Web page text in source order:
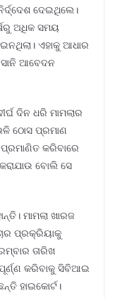
ଦେଇଥିଲେ।
ଅଧିକ ସମୟ
ଏହାକୁ ଆଧାର
ଆବେଦନ
ଦିନ ଧରି ମାମଲାର
ଠୋସ ପ୍ରମାଣ
କରିବାରେ
ବୋଲି ସେ
ମାମଲା ଖାରଜ
ପ୍ରକ୍ରିୟାକୁ
ତାରିଖ
କରିବାକୁ ସିବିଆଇ
ହାଇକୋର୍ଟ।